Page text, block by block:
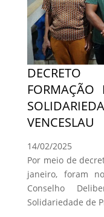
VENCESLAU
14/02/2025
Por meio de
janeiro, foram
Conselho
Solidariedade de